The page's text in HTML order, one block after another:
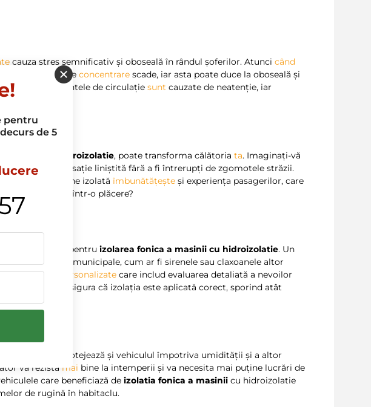
cauza stres semnificativ și oboseală în rândul șoferilor. Atuncicând
nivelul deconcentrare scade, iar asta poate duce la oboseală și
55% din accidentele de circulațiesunt cauzate de neatenție, iar
a masinii cu hidroizolatie, poate transforma călătoriata. Imaginați-vă
purtați o conversație liniștită fără a fi întrerupți de zgomotele străzii.
o masină bine izolatăîmbunătățește și experiența pasagerilor, care
fiecare drum într-o plăcere?
pentru a opta pentruizolarea fonica a masinii cu hidroizolatie. Un
a zgomotelor municipale, cum ar fi sirenele sau claxoanele altor
oferim soluții personalizate care includ evaluarea detaliată a nevoilor
va asigura că izolația este aplicată corect, sporind atât
fonică, dar protejează și vehiculul împotriva umidității și a altor
va rezista mai bine la intemperii și va necesita mai puține lucrări de
care beneficiază deizolatia fonica a masinii cu hidroizolatie
de rugină în habitaclu.
pentru
de 5